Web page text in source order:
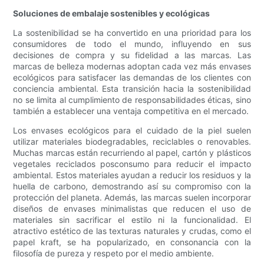
Soluciones de embalaje sostenibles y ecológicas
La sostenibilidad se ha convertido en una prioridad para los
consumidores de todo el mundo, influyendo en sus
decisiones de compra y su fidelidad a las marcas. Las
marcas de belleza modernas adoptan cada vez más envases
ecológicos para satisfacer las demandas de los clientes con
conciencia ambiental. Esta transición hacia la sostenibilidad
no se limita al cumplimiento de responsabilidades éticas, sino
también a establecer una ventaja competitiva en el mercado.
Los envases ecológicos para el cuidado de la piel suelen
utilizar materiales biodegradables, reciclables o renovables.
Muchas marcas están recurriendo al papel, cartón y plásticos
vegetales reciclados posconsumo para reducir el impacto
ambiental. Estos materiales ayudan a reducir los residuos y la
huella de carbono, demostrando así su compromiso con la
protección del planeta. Además, las marcas suelen incorporar
diseños de envases minimalistas que reducen el uso de
materiales sin sacrificar el estilo ni la funcionalidad. El
atractivo estético de las texturas naturales y crudas, como el
papel kraft, se ha popularizado, en consonancia con la
filosofía de pureza y respeto por el medio ambiente.